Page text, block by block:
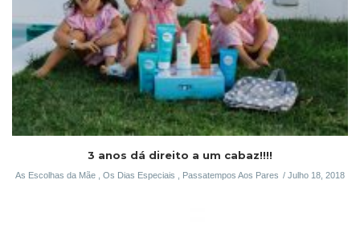
3 anos dá direito a um cabaz!!!!
As Escolhas da Mãe Os Dias Especiais Passatempos Aos Pares Julho 18, 2018